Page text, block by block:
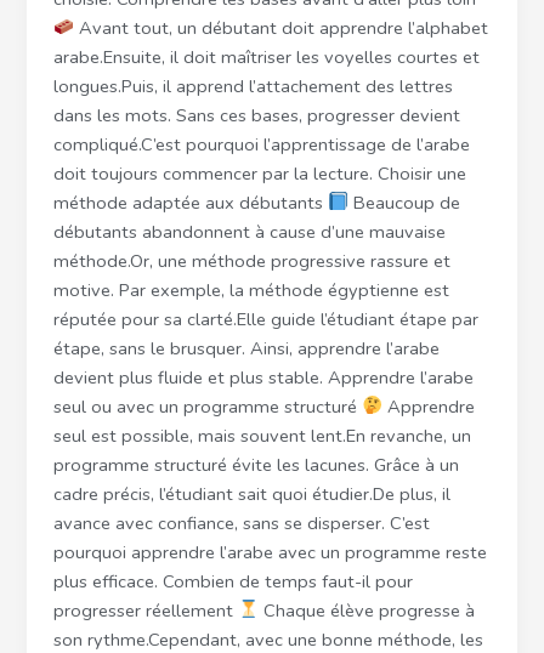
Avant tout, un débutant doit apprendre l’alphabet
arabe.Ensuite, il doit maîtriser les voyelles courtes et
longues.Puis, il apprend l’attachement des lettres
dans les mots. Sans ces bases, progresser devient
compliqué.C’est pourquoi l’apprentissage de l’arabe
doit toujours commencer par la lecture. Choisir une
méthode adaptée aux débutants
Beaucoup de
débutants abandonnent à cause d’une mauvaise
méthode.Or, une méthode progressive rassure et
motive. Par exemple, la méthode égyptienne est
réputée pour sa clarté.Elle guide l’étudiant étape par
étape, sans le brusquer. Ainsi, apprendre l’arabe
devient plus fluide et plus stable. Apprendre l’arabe
seul ou avec un programme structuré
Apprendre
seul est possible, mais souvent lent.En revanche, un
programme structuré évite les lacunes. Grâce à un
cadre précis, l’étudiant sait quoi étudier.De plus, il
avance avec confiance, sans se disperser. C’est
pourquoi apprendre l’arabe avec un programme reste
plus efficace. Combien de temps faut-il pour
progresser réellement
Chaque élève progresse à
son rythme.Cependant, avec une bonne méthode, les